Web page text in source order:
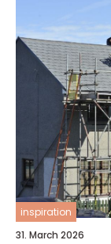
inspiration
31. March 2026